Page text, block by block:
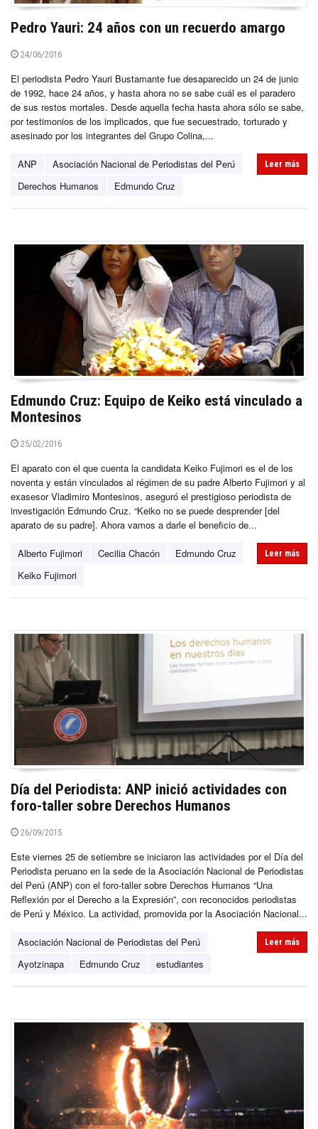
Pedro Yauri: 24 años con un recuerdo amargo
24/06/2016
El periodista Pedro Yauri Bustamante fue desaparecido un 24 de junio
de 1992, hace 24 años, y hasta ahora no se sabe cuál es el paradero
de sus restos mortales. Desde aquella fecha hasta ahora sólo se sabe,
por testimonios de los implicados, que fue secuestrado, torturado y
asesinado por los integrantes del Grupo Colina,...
ANP
Asociación Nacional de Periodistas del Perú
Derechos Humanos
Edmundo Cruz
Leer más
Edmundo Cruz: Equipo de Keiko está vinculado a
Montesinos
25/02/2016
El aparato con el que cuenta la candidata Keiko Fujimori es el de los
noventa y están vinculados al régimen de su padre Alberto Fujimori y al
exasesor Vladimiro Montesinos, aseguró el prestigioso periodista de
investigación Edmundo Cruz. “Keiko no se puede desprender [del
aparato de su padre]. Ahora vamos a darle el beneficio de...
Alberto Fujimori Cecilia Chacón
Edmundo Cruz
Keiko Fujimori
Leer más
Día del Periodista: ANP inició actividades con
foro-taller sobre Derechos Humanos
26/09/2015
Este viernes 25 de setiembre se iniciaron las actividades por el Día del
Periodista peruano en la sede de la Asociación Nacional de Periodistas
del Perú (ANP) con el foro-taller sobre Derechos Humanos “Una
Reflexión por el Derecho a la Expresión”, con reconocidos periodistas
de Perú y México. La actividad, promovida por la Asociación Nacional...
Asociación Nacional de Periodistas del Perú
Ayotzinapa
Edmundo Cruz estudiantes
Leer más